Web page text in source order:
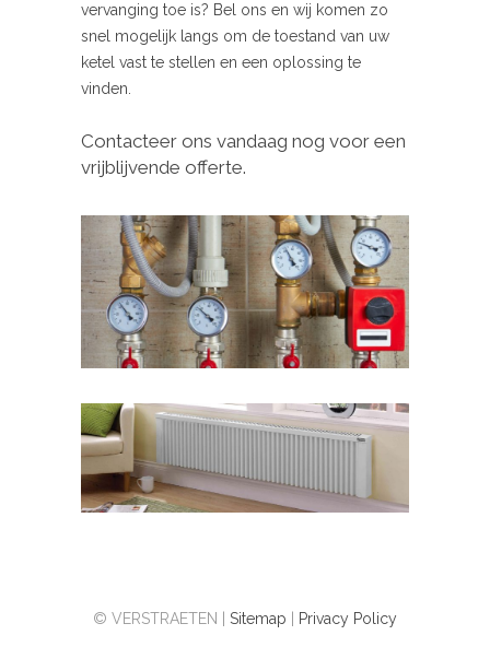
vervanging toe is? Bel ons en wij komen zo
snel mogelijk langs om de toestand van uw
ketel vast te stellen en een oplossing te
vinden.
Contacteer ons vandaag nog voor een
vrijblijvende offerte.
© VERSTRAETEN | Sitemap Privacy Policy